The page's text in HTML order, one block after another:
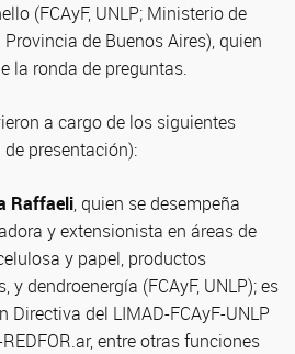
(FCAyF, UNLP; Ministerio de
de Buenos Aires), quien
la ronda de preguntas.
a cargo de los siguientes
presentación):
Raffaeli, quien se desempeña
y extensionista en áreas de
y papel, productos
y dendroenergía (FCAyF, UNLP); es
Directiva del LIMAD-FCAyF-UNLP
entre otras funciones